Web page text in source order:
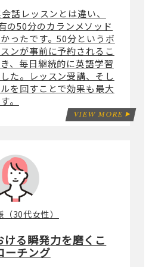
話レッスンとは違い、
50分のカランメソッド
ったです。50分というボ
ンが事前に予約されるこ
、毎日継続的に英語学習
た。レッスン受講、そし
を回すことで効果も最大
。
VIEW MORE
る瞬発力を磨くこ
ーチング
（30代女性）